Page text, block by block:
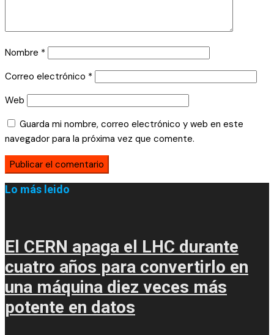
Nombre *
Correo electrónico *
Web
Guarda mi nombre, correo electrónico y web en este
navegador para la próxima vez que comente.
Lo más leido
El CERN apaga el LHC durante
cuatro años para convertirlo en
una máquina diez veces más
potente en datos